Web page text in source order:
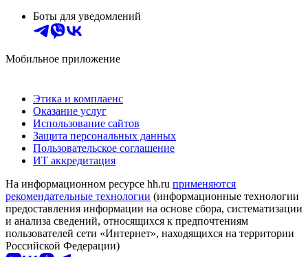
Боты для уведомлений
Мобильное приложение
Этика и комплаенс
Оказание услуг
Использование сайтов
Защита персональных данных
Пользовательское соглашение
ИТ аккредитация
На информационном ресурсе hh.ru применяются
рекомендательные технологии (информационные технологии
предоставления информации на основе сбора, систематизации
и анализа сведений, относящихся к предпочтениям
пользователей сети «Интернет», находящихся на территории
Российской Федерации)